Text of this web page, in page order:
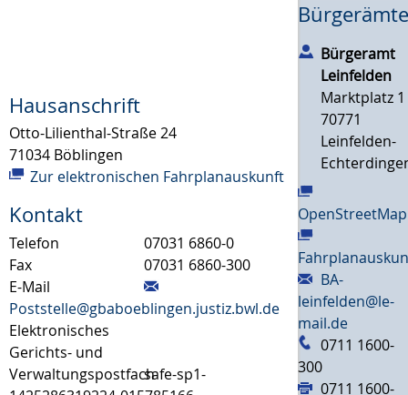
Hausanschrift
Otto-Lilienthal-Straße 24
71034 Böblingen
Zur elektronischen Fahrplanauskunft
Kontakt
Telefon
07031 6860-0
Fax
07031 6860-300
E-Mail
Poststelle@gbaboeblingen.justiz.bwl.de
Elektronisches
Gerichts- und
Verwaltungspostfachsafe-sp1-
Bürgeramt
Leinfelden
Marktplatz 1
70771
Leinfelden-
OpenStreetMap
BA-
leinfelden@le-
mail.de
0711 1600-
300
0711 1600-